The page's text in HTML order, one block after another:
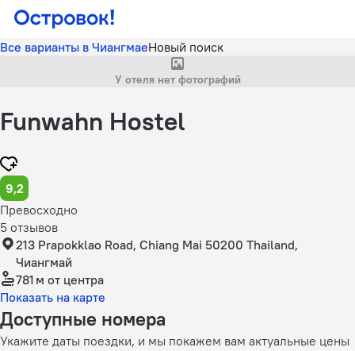
Все варианты в ЧиангмаеНовый поиск
У отеля нет фотографий
Funwahn Hostel
9,2
Превосходно
5 отзывов
213 Prapokklao Road, Chiang Mai 50200 Thailand,
Чиангмай
781 м от центра
Показать на карте
Доступные номера
Укажите даты поездки, и мы покажем вам актуальные цены